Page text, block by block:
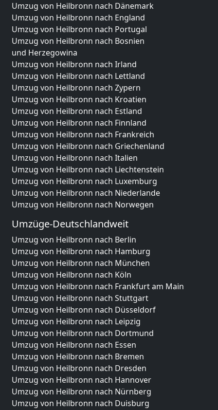
Umzug von Heilbronn nach Dänemark
Umzug von Heilbronn nach England
Umzug von Heilbronn nach Portugal
Umzug von Heilbronn nach Bosnien
und Herzegowina
Umzug von Heilbronn nach Irland
Umzug von Heilbronn nach Lettland
Umzug von Heilbronn nach Zypern
Umzug von Heilbronn nach Kroatien
Umzug von Heilbronn nach Estland
Umzug von Heilbronn nach Finnland
Umzug von Heilbronn nach Frankreich
Umzug von Heilbronn nach Griechenland
Umzug von Heilbronn nach Italien
Umzug von Heilbronn nach Liechtenstein
Umzug von Heilbronn nach Luxemburg
Umzug von Heilbronn nach Niederlande
Umzug von Heilbronn nach Norwegen
Umzüge-Deutschlandweit
Umzug von Heilbronn nach Berlin
Umzug von Heilbronn nach Hamburg
Umzug von Heilbronn nach München
Umzug von Heilbronn nach Köln
Umzug von Heilbronn nach Frankfurt am Main
Umzug von Heilbronn nach Stuttgart
Umzug von Heilbronn nach Düsseldorf
Umzug von Heilbronn nach Leipzig
Umzug von Heilbronn nach Dortmund
Umzug von Heilbronn nach Essen
Umzug von Heilbronn nach Bremen
Umzug von Heilbronn nach Dresden
Umzug von Heilbronn nach Hannover
Umzug von Heilbronn nach Nürnberg
Umzug von Heilbronn nach Duisburg